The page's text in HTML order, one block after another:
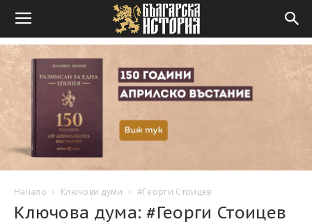
Начало Ключови думи #Георги Стоицев
Ключова дума: #Георги Стоицев